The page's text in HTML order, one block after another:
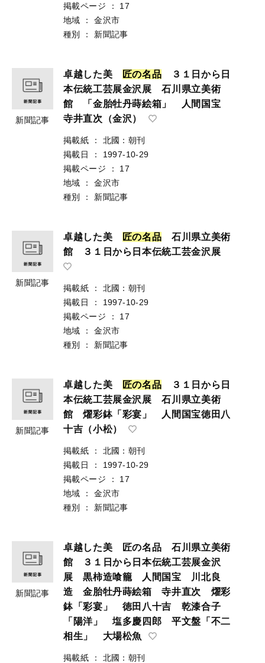
掲載ページ
：
17
地域
：
金沢市
種別
： 新聞記事
新聞記事
卓越した美 匠の名品 ３１日から日
本伝統工芸展金沢展 石川県立美術
館 「金胎牡丹蒔絵箱」 人間国宝
寺井直次（金沢）
掲載紙 ：
北國：朝刊
掲載日
：
1997-10-29
掲載ページ
：
17
地域
：
金沢市
種別
： 新聞記事
新聞記事
卓越した美 匠の名品 石川県立美術
館 ３１日から日本伝統工芸金沢展
掲載紙 ：
北國：朝刊
掲載日
：
1997-10-29
掲載ページ
：
17
地域
：
金沢市
種別
： 新聞記事
新聞記事
卓越した美 匠の名品 ３１日から日
本伝統工芸展金沢展 石川県立美術
館 燿彩鉢「彩宴」 人間国宝徳田八
十吉（小松）
掲載紙 ：
北國：朝刊
掲載日
：
1997-10-29
掲載ページ
：
17
地域
：
金沢市
種別
： 新聞記事
新聞記事
卓越した美 匠の名品 石川県立美術
館 ３１日から日本伝統工芸展金沢
展 黒柿造喰籠 人間国宝 川北良
造 金胎牡丹蒔絵箱 寺井直次 燿彩
鉢「彩宴」 徳田八十吉 乾漆合子
「陽洋」 塩多慶四郎 平文盤「不二
相生」 大場松魚
掲載紙 ：
北國：朝刊